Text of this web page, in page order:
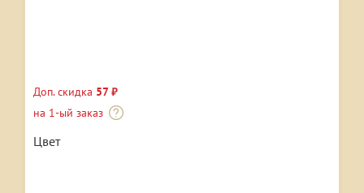
Доп. скидка 57 ₽
на 1-ый заказ
Цвет